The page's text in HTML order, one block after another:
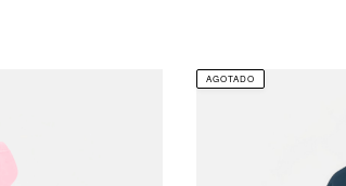
AGOTADO